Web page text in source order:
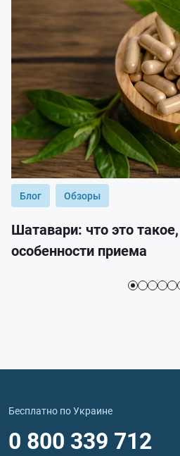
Блог Обзоры
Шатавари: что это
особенности приема
Бесплатно по Украине
0 800 339 712